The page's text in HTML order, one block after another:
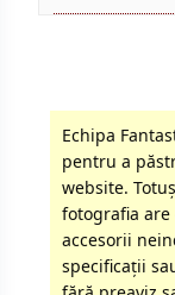
Echipa
pentru a
website.
fotografia
accesorii
specificaţii